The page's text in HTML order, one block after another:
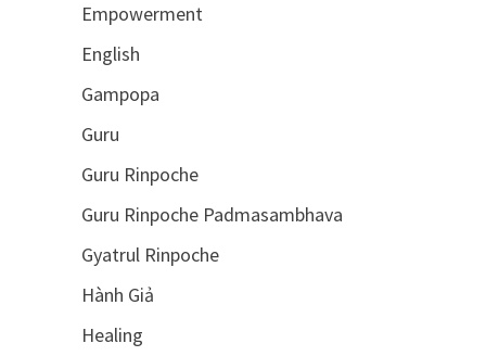
Empowerment
English
Gampopa
Guru
Guru Rinpoche
Guru Rinpoche Padmasambhava
Gyatrul Rinpoche
Hành Giả
Healing